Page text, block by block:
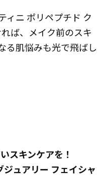
ィニ ポリペプチド ク
ば、メイク前のスキ
る肌悩みも光で飛ばし
スキンケアを！
ュアリー フェイシャ